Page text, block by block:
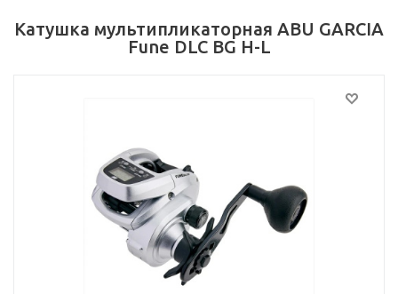
Катушка мультипликаторная ABU GARCIA
Fune DLC BG H-L